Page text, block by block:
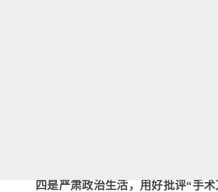
四是严肃政治生活，用好批评“手术